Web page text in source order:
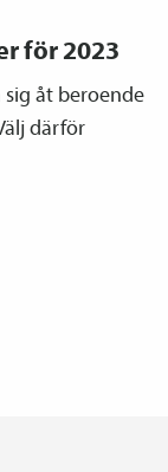
för 2023
åt beroende
därför